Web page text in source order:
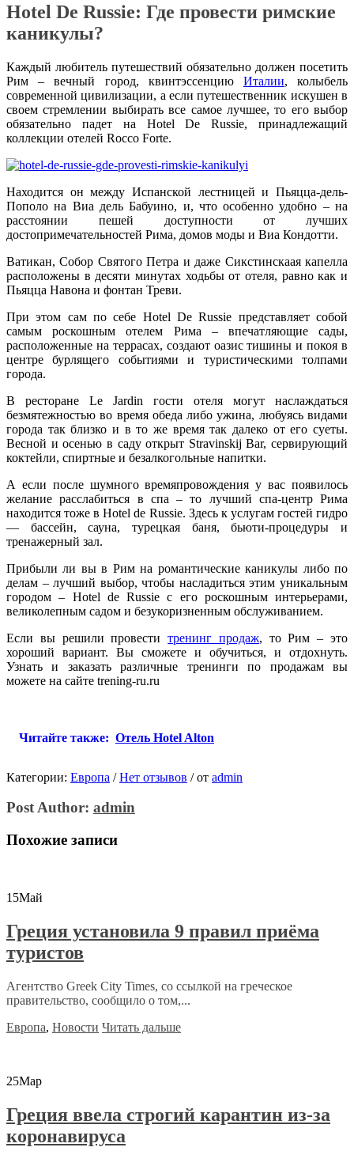
Hotel De Russie: Где провести римские
каникулы?
Каждый любитель путешествий обязательно должен посетить
Рим – вечный город, квинтэссенцию Италии, колыбель
современной цивилизации, а если путешественник искушен в
своем стремлении выбирать все самое лучшее, то его выбор
обязательно падет на Hotel De Russie, принадлежащий
коллекции отелей Rocco Forte.
Находится он между Испанской лестницей и Пьяцца-дель-
Пополо на Виа дель Бабуино, и, что особенно удобно – на
расстоянии пешей доступности от лучших
достопримечательностей Рима, домов моды и Виа Кондотти.
Ватикан, Собор Святого Петра и даже Сикстинскаая капелла
расположены в десяти минутах ходьбы от отеля, равно как и
Пьяцца Навона и фонтан Треви.
При этом сам по себе Hotel De Russie представляет собой
самым роскошным отелем Рима – впечатляющие сады,
расположенные на террасах, создают оазис тишины и покоя в
центре бурлящего событиями и туристическими толпами
города.
В ресторане Le Jardin гости отеля могут наслаждаться
безмятежностью во время обеда либо ужина, любуясь видами
города так близко и в то же время так далеко от его суеты.
Весной и осенью в саду открыт Stravinskij Bar, сервирующий
коктейли, спиртные и безалкогольные напитки.
А если после шумного времяпровождения у вас появилось
желание расслабиться в спа – то лучший спа-центр Рима
находится тоже в Hotel de Russie. Здесь к услугам гостей гидро
— бассейн, сауна, турецкая баня, бьюти-процедуры и
тренажерный зал.
Прибыли ли вы в Рим на романтические каникулы либо по
делам – лучший выбор, чтобы насладиться этим уникальным
городом – Hotel de Russie с его роскошным интерьерами,
великолепным садом и безукоризненным обслуживанием.
Если вы решили провеститренинг продаж, то Рим – это
хороший вариант. Вы сможете и обучиться, и отдохнуть.
Узнать и заказать различные тренинги по продажам вы
можете на сайте trening-ru.ru
Читайте также: Отель Hotel Alton
Категории: Европа / Нет отзывов /от admin
Post Author: admin
Похожие записи
15Май
Греция установила 9 правил приёма
туристов
Агентство Greek City Times, со ссылкой на греческое
правительство, сообщило о том,...
Европа, Новости Читать дальше
25Мар
Греция ввела строгий карантин из-за
коронавируса